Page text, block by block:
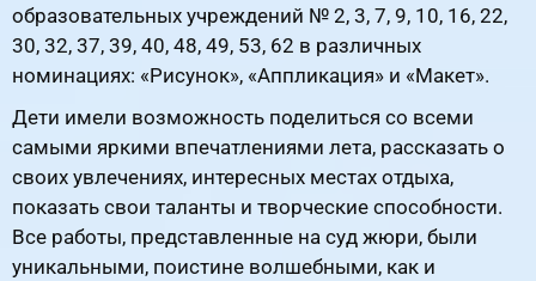
образовательных учреждений № 2, 3, 7, 9, 10, 16, 22,
30, 32, 37, 39, 40, 48, 49, 53, 62 в различных
номинациях: «Рисунок», «Аппликация» и «Макет».
Дети имели возможность поделиться со всеми
самыми яркими впечатлениями лета, рассказать о
своих увлечениях, интересных местах отдыха,
показать свои таланты и творческие способности.
Все работы, представленные на суд жюри, были
уникальными, поистине волшебными, как и